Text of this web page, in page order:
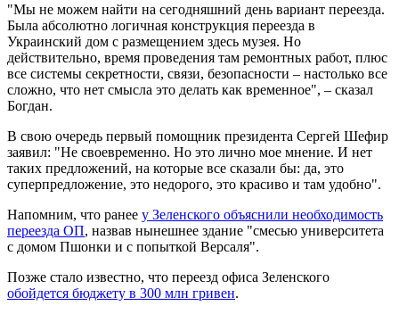
"Мы не можем найти на сегодняшний день вариант переезда.
Была абсолютно логичная конструкция переезда в
Украинский дом с размещением здесь музея. Но
действительно, время проведения там ремонтных работ, плюс
все системы секретности, связи, безопасности – настолько все
сложно, что нет смысла это делать как временное", – сказал
Богдан.
В свою очередь первый помощник президента Сергей Шефир
заявил: "Не своевременно. Но это лично мое мнение. И нет
таких предложений, на которые все сказали бы: да, это
суперпредложение, это недорого, это красиво и там удобно".
Напомним, что ранее у Зеленского объяснили необходимость
переезда ОП, назвав нынешнее здание "смесью университета
с домом Пшонки и с попыткой Версаля".
Позже стало известно, что переезд офиса Зеленского
обойдется бюджету в 300 млн гривен.